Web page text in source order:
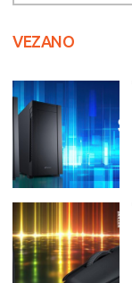
VEZANO